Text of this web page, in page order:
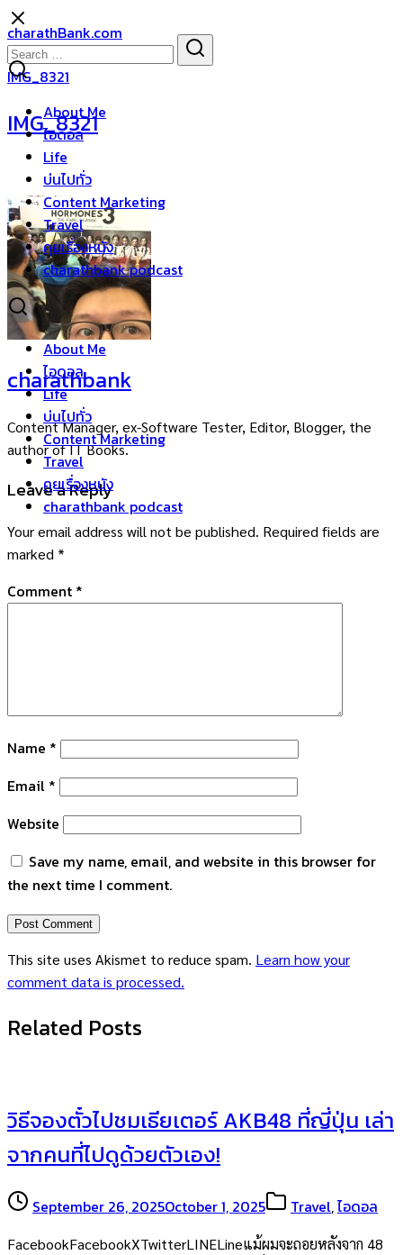
Skip
to
content
charathBank.com
About Me
ไอดอล
Life
บ่นไปทั่ว
Content Marketing
Travel
คุยเรื่องหนัง
charathbank podcast
About Me
ไอดอล
Life
บ่นไปทั่ว
Content Marketing
Travel
คุยเรื่องหนัง
charathbank podcast
Search
for:
IMG_8321
IMG_8321
charathbank
Content Manager, ex-Software Tester, Editor, Blogger, the
author of IT Books.
Leave a Reply
Your email address will not be published. Required fields are
marked *
Comment *
Name *
Email *
Website
Save my name, email, and website in this browser for
the next time I comment.
This site uses Akismet to reduce spam. Learn how your
comment data is processed.
Related Posts
วิธีจองตั๋วไปชมเธียเตอร์ AKB48 ที่ญี่ปุ่น เล่า
จากคนที่ไปดูด้วยตัวเอง!
September 26, 2025October 1, 2025 Travel,ไอดอล
FacebookFacebookXTwitterLINELineแม้ผมจะถอยหลังจาก 48